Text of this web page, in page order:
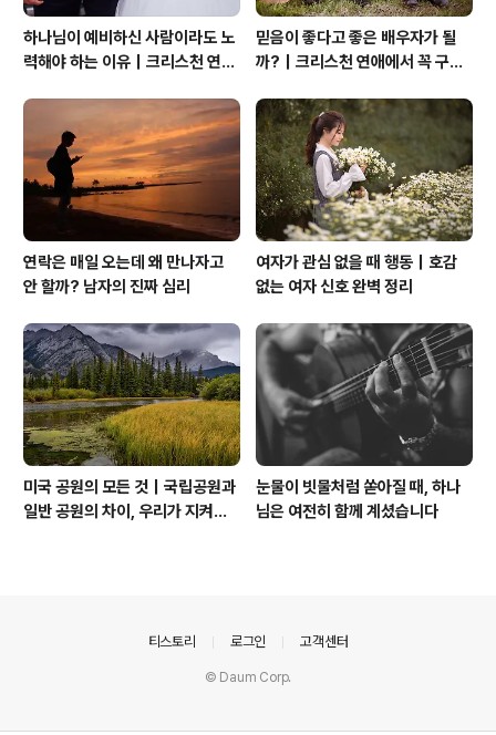
하나님이 예비하신 사람이라도 노
력해야 하는 이유｜크리스천 연애
믿음이 좋다고 좋은 배우자가 될
까?｜크리스천 연애에서 꼭 구별
연락은 매일 오는데 왜 만나자고
안 할까? 남자의 진짜 심리
여자가 관심 없을 때 행동｜호감
없는 여자 신호 완벽 정리
미국 공원의 모든 것｜국립공원과
일반 공원의 차이, 우리가 지켜야
눈물이 빗물처럼 쏟아질 때, 하나
님은 여전히 함께 계셨습니다
티스토리 로그인 고객센터
© Daum Corp.